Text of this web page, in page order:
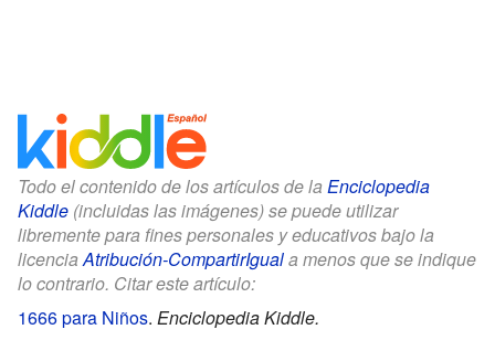
Todo el contenido de los artículos de la Enciclopedia
Kiddle (incluidas las imágenes) se puede utilizar
libremente para fines personales y educativos bajo la
licencia Atribución-CompartirIguala menos que se indique
lo contrario. Citar este artículo:
1666 para Niños. Enciclopedia Kiddle.